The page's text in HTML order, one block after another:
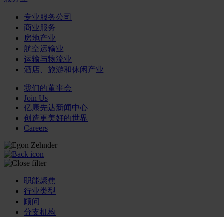
专业服务公司
商业服务
房地产业
航空运输业
运输与物流业
酒店、旅游和休闲产业
我们的董事会
Join Us
亿康先达新闻中心
创造更美好的世界
Careers
职能聚焦
行业类型
顾问
分支机构